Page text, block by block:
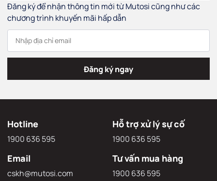
Đăng ký để nhận thông tin mới từ Mutosi cũng như các
chương trình khuyến mãi hấp dẫn
Đăng ký ngay
Hotline
1900 636 595
Hỗ trợ xử lý sự cố
1900 636 595
Email
cskh@mutosi.com
Tư vấn mua hàng
1900 636 595